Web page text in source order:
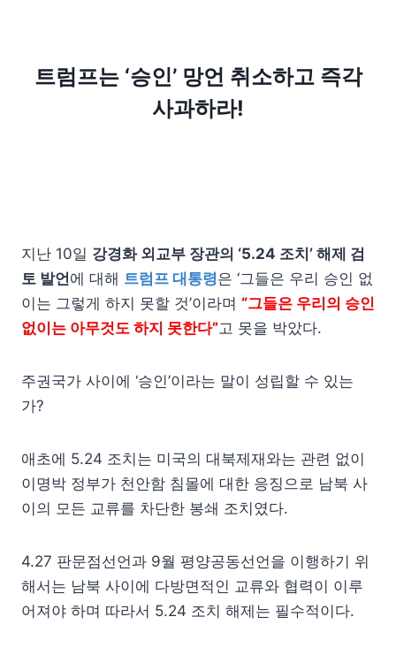
트럼프는 ‘승인’ 망언 취소하고 즉각
사과하라!
지난 10일 강경화 외교부 장관의 ‘5.24 조치’ 해제 검
토 발언에 대해 트럼프 대통령은 ‘그들은 우리 승인 없
이는 그렇게 하지 못할 것’이라며 “그들은 우리의 승인
없이는 아무것도 하지 못한다”고 못을 박았다.
주권국가 사이에 ‘승인’이라는 말이 성립할 수 있는
가?
애초에 5.24 조치는 미국의 대북제재와는 관련 없이
이명박 정부가 천안함 침몰에 대한 응징으로 남북 사
이의 모든 교류를 차단한 봉쇄 조치였다.
4.27 판문점선언과 9월 평양공동선언을 이행하기 위
해서는 남북 사이에 다방면적인 교류와 협력이 이루
어져야 하며 따라서 5.24 조치 해제는 필수적이다.